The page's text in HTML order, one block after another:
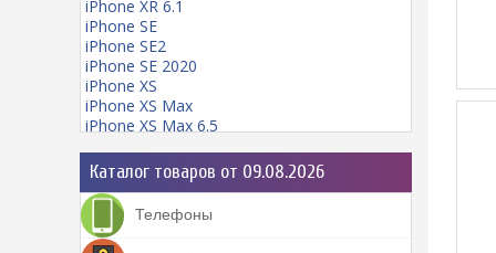
iPhone XR 6.1
iPhone SE
iPhone SE2
iPhone SE 2020
iPhone XS
iPhone XS Max
iPhone XS Max 6.5
iPhone 11 mini
iPhone 11 Pro
iPhone 11 Pro Max
iPhone 12
iPhone 12 Pro
Каталог товаров от 09.08.2026
Телефоны